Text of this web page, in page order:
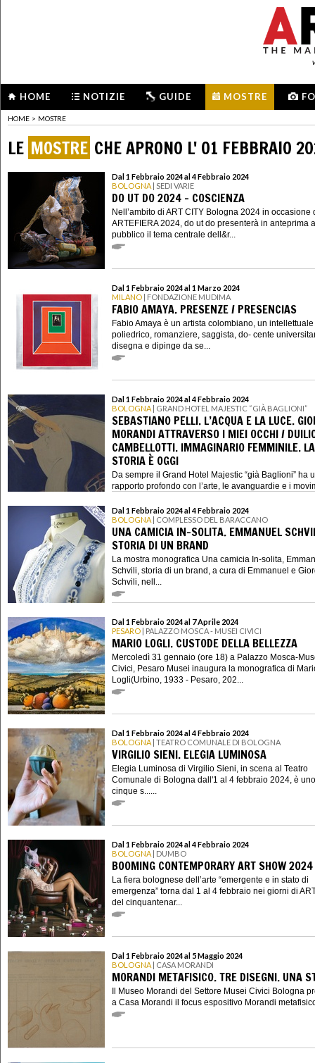
HOME NOTIZIE GUIDE MOSTRE
HOME > MOSTRE
LE MOSTRE CHE APRONO L' 01 FEBBRAIO
Dal 1 Febbraio 2024 al 4 Febbraio 2024
BOLOGNA | SEDI VARIE
DO UT DO 2024 - COSCIENZA
Nell’ambito di ART CITY Bologna 2024 in occasione
ARTEFIERA 2024, do ut do presenterà in anteprima
pubblico il tema centrale dell&r...
Dal 1 Febbraio 2024 al 1 Marzo 2024
MILANO | FONDAZIONE MUDIMA
FABIO AMAYA. PRESENZE / PRESENCIAS
Fabio Amaya è un artista colombiano, un intellettuale
poliedrico, romanziere, saggista, do- cente
disegna e dipinge da se...
Dal 1 Febbraio 2024 al 4 Febbraio 2024
BOLOGNA | GRAND HOTEL MAJESTIC “GIÀ BAGLIONI”
SEBASTIANO PELLI. L’ACQUA E LA LUCE.
MORANDI ATTRAVERSO I MIEI OCCHI /
CAMBELLOTTI. IMMAGINARIO FEMMINILE. LA
STORIA È OGGI
Da sempre il Grand Hotel Majestic “già Baglioni” ha
rapporto profondo con l’arte, le avanguardie e i
Dal 1 Febbraio 2024 al 4 Febbraio 2024
BOLOGNA | COMPLESSO DEL BARACCANO
UNA CAMICIA IN-SOLITA. EMMANUEL
STORIA DI UN BRAND
La mostra monografica Una camicia In-solita,
Schvili, storia di un brand, a cura di Emmanuel e
Schvili, nell...
Dal 1 Febbraio 2024 al 7 Aprile 2024
PESARO | PALAZZO MOSCA - MUSEI CIVICI
MARIO LOGLI. CUSTODE DELLA BELLEZZA
Mercoledì 31 gennaio (ore 18) a Palazzo Mosca-
Civici, Pesaro Musei inaugura la monografica di
Logli(Urbino, 1933 - Pesaro, 202...
Dal 1 Febbraio 2024 al 4 Febbraio 2024
BOLOGNA | TEATRO COMUNALE DI BOLOGNA
VIRGILIO SIENI. ELEGIA LUMINOSA
Elegia Luminosa di Virgilio Sieni, in scena al Teatro
Comunale di Bologna dall'1 al 4 febbraio 2024, è
cinque s......
Dal 1 Febbraio 2024 al 4 Febbraio 2024
BOLOGNA | DUMBO
BOOMING CONTEMPORARY ART SHOW 2024
La fiera bolognese dell’arte “emergente e in stato di
emergenza” torna dal 1 al 4 febbraio nei giorni di
del cinquantenar...
Dal 1 Febbraio 2024 al 5 Maggio 2024
BOLOGNA | CASA MORANDI
MORANDI METAFISICO. TRE DISEGNI. UNA
Il Museo Morandi del Settore Musei Civici Bologna
a Casa Morandi il focus espositivo Morandi